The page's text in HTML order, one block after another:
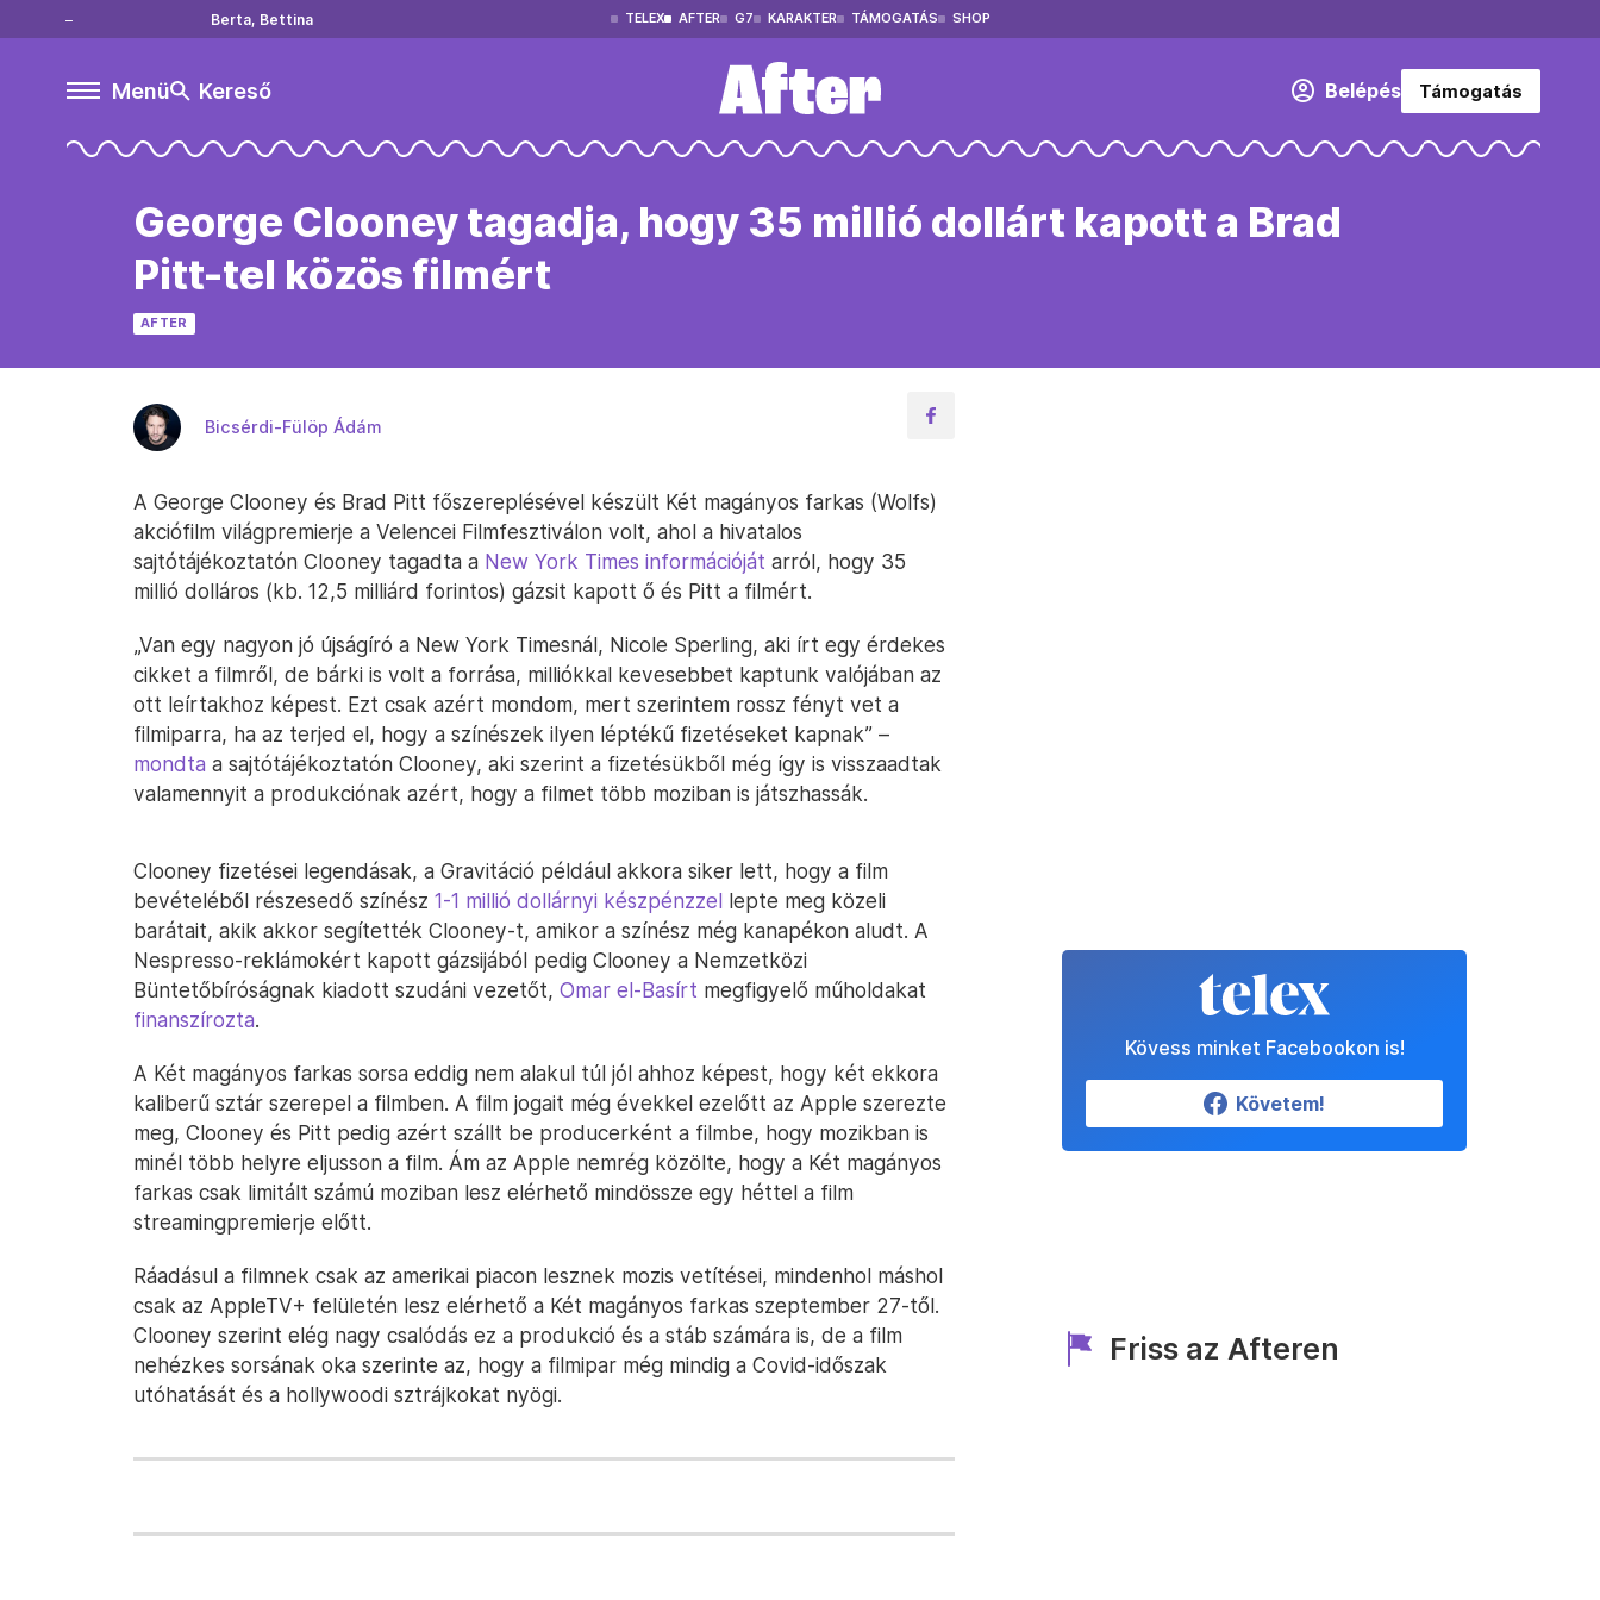
Berta, Bettina TELEX AFTER G7 KARAKTER TÁMOGATÁS SHOP
Menü Kereső Belépés Támogatás
George Clooney tagadja, hogy 35 millió dollárt kapott a Brad
Pitt-tel közös filmért
AFTER
Bicsérdi-Fülöp Ádám
A George Clooney és Brad Pitt főszereplésével készült Két magányos farkas (Wolfs)
akciófilm világpremierje a Velencei Filmfesztiválon volt, ahol a hivatalos
sajtótájékoztatón Clooney tagadta a New York Times információját arról, hogy 35
millió dolláros (kb. 12,5 milliárd forintos) gázsit kapott ő és Pitt a filmért.
„Van egy nagyon jó újságíró a New York Timesnál, Nicole Sperling, aki írt egy érdekes
cikket a filmről, de bárki is volt a forrása, milliókkal kevesebbet kaptunk valójában az
ott leírtakhoz képest. Ezt csak azért mondom, mert szerintem rossz fényt vet a
filmiparra, ha az terjed el, hogy a színészek ilyen léptékű fizetéseket kapnak” –
mondta a sajtótájékoztatón Clooney, aki szerint a fizetésükből még így is visszaadtak
valamennyit a produkciónak azért, hogy a filmet több moziban is játszhassák.
Clooney fizetései legendásak, a Gravitáció például akkora siker lett, hogy a film
bevételéből részesedő színész 1-1 millió dollárnyi készpénzzel lepte meg közeli
barátait, akik akkor segítették Clooney-t, amikor a színész még kanapékon aludt. A
Nespresso-reklámokért kapott gázsijából pedig Clooney a Nemzetközi
Büntetőbíróságnak kiadott szudáni vezetőt, Omar el-Basírt megfigyelő műholdakat
finanszírozta.
A Két magányos farkas sorsa eddig nem alakul túl jól ahhoz képest, hogy két ekkora
kaliberű sztár szerepel a filmben. A film jogait még évekkel ezelőtt az Apple szerezte
meg, Clooney és Pitt pedig azért szállt be producerként a filmbe, hogy mozikban is
minél több helyre eljusson a film. Ám az Apple nemrég közölte, hogy a Két magányos
farkas csak limitált számú moziban lesz elérhető mindössze egy héttel a film
streamingpremierje előtt.
Ráadásul a filmnek csak az amerikai piacon lesznek mozis vetítései, mindenhol máshol
csak az AppleTV+ felületén lesz elérhető a Két magányos farkas szeptember 27-től.
Clooney szerint elég nagy csalódás ez a produkció és a stáb számára is, de a film
nehézkes sorsának oka szerinte az, hogy a filmipar még mindig a Covid-időszak
utóhatását és a hollywoodi sztrájkokat nyögi.
Kövess minket Facebookon is!
Követem!
Friss az Afteren